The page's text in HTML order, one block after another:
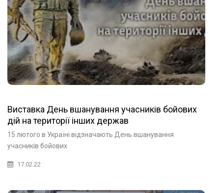
Виставка День вшанування учасників бойових
дій на території інших держав
15 лютого в Україні відзначають День вшанування
учасників бойових
17.02.22